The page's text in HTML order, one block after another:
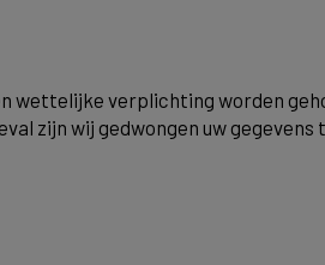
wettelijke verplichting worden
zijn wij gedwongen uw gegevens